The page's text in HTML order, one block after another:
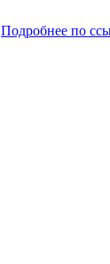
Подробнее по